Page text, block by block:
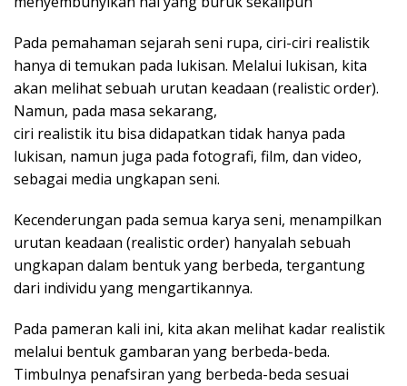
Pada pemahaman sejarah seni rupa, ciri-ciri realistik
hanya di temukan pada lukisan. Melalui lukisan, kita
akan melihat sebuah urutan keadaan (realistic order).
Namun, pada masa sekarang,
ciri realistik itu bisa didapatkan tidak hanya pada
lukisan, namun juga pada fotografi, film, dan video,
sebagai media ungkapan seni.
Kecenderungan pada semua karya seni, menampilkan
urutan keadaan (realistic order) hanyalah sebuah
ungkapan dalam bentuk yang berbeda, tergantung
dari individu yang mengartikannya.
Pada pameran kali ini, kita akan melihat kadar realistik
melalui bentuk gambaran yang berbeda-beda.
Timbulnya penafsiran yang berbeda-beda sesuai